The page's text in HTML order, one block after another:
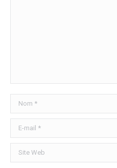
Nom *
E-mail *
Site Web